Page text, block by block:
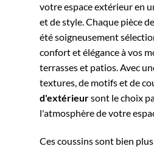
votre espace extérieur en
et de style. Chaque pièce
été soigneusement
confort et élégance à vos
terrasses et patios. Avec
textures, de motifs et de
d'extérieursont le choix
l'atmosphère de votre
Ces coussins sont bien